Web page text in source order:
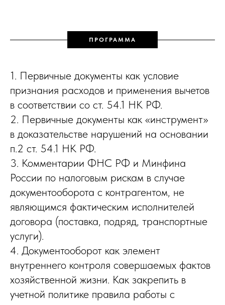
ПРОГРАММА
1. Первичные документы как условие
признания расходов и применения вычетов
в соответствии со ст. 54.1 НК РФ.
2. Первичные документы как «инструмент»
в доказательстве нарушений на основании
п.2 ст. 54.1 НК РФ.
3. Комментарии ФНС РФ и Минфина
России по налоговым рискам в случае
документооборота с контрагентом, не
являющимся фактическим исполнителей
договора (поставка, подряд, транспортные
услуги).
4. Документооборот как элемент
внутреннего контроля совершаемых фактов
хозяйственной жизни. Как закрепить в
учетной политике правила работы с